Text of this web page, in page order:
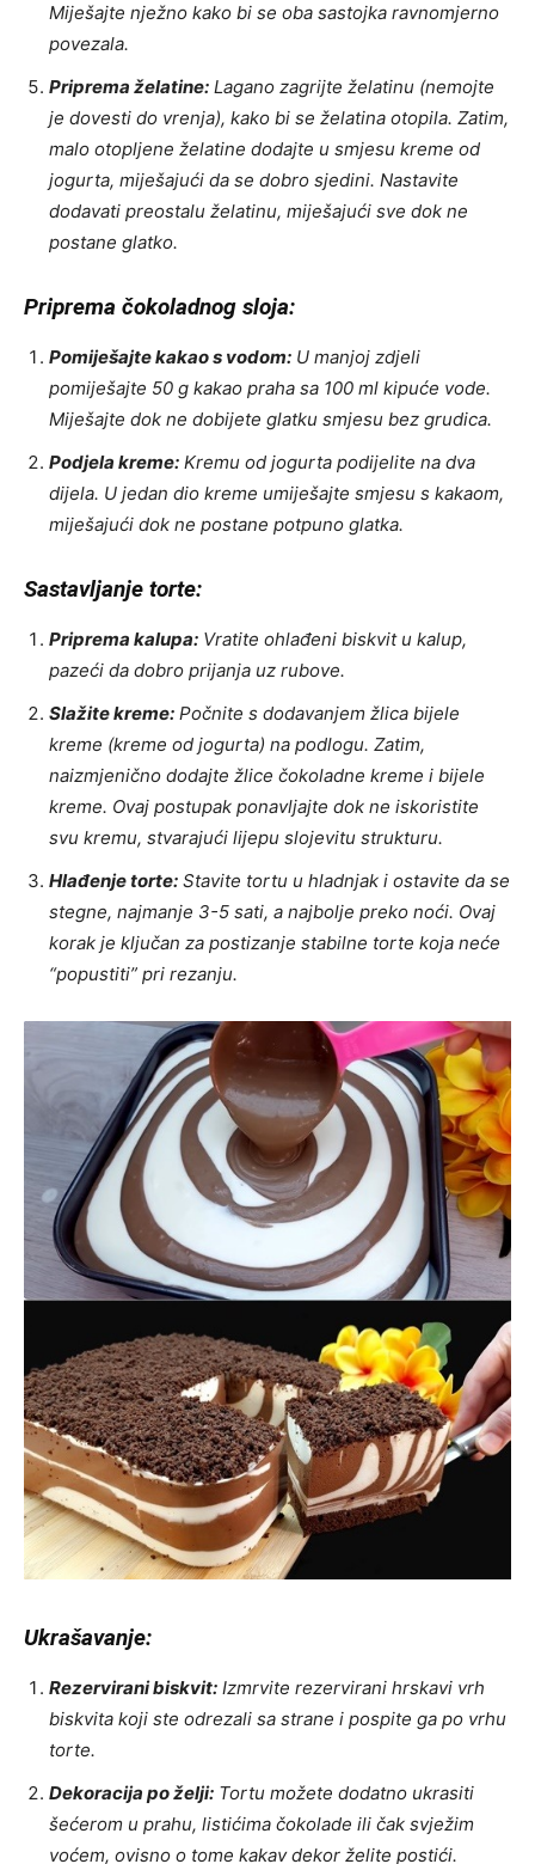
Miješajte nježno kako bi se oba sastojka ravnomjerno
povezala.
Priprema želatine: Lagano zagrijte želatinu (nemojte
je dovesti do vrenja), kako bi se želatina otopila. Zatim,
malo otopljene želatine dodajte u smjesu kreme od
jogurta, miješajući da se dobro sjedini. Nastavite
dodavati preostalu želatinu, miješajući sve dok ne
postane glatko.
Priprema čokoladnog sloja:
Pomiješajte kakao s vodom: U manjoj zdjeli
pomiješajte 50 g kakao praha sa 100 ml kipuće vode.
Miješajte dok ne dobijete glatku smjesu bez grudica.
Podjela kreme: Kremu od jogurta podijelite na dva
dijela. U jedan dio kreme umiješajte smjesu s kakaom,
miješajući dok ne postane potpuno glatka.
Sastavljanje torte:
Priprema kalupa: Vratite ohlađeni biskvit u kalup,
pazeći da dobro prijanja uz rubove.
Slažite kreme: Počnite s dodavanjem žlica bijele
kreme (kreme od jogurta) na podlogu. Zatim,
naizmjenično dodajte žlice čokoladne kreme i bijele
kreme. Ovaj postupak ponavljajte dok ne iskoristite
svu kremu, stvarajući lijepu slojevitu strukturu.
Hlađenje torte: Stavite tortu u hladnjak i ostavite da se
stegne, najmanje 3-5 sati, a najbolje preko noći. Ovaj
korak je ključan za postizanje stabilne torte koja neće
“popustiti” pri rezanju.
Ukrašavanje:
Rezervirani biskvit: Izmrvite rezervirani hrskavi vrh
biskvita koji ste odrezali sa strane i pospite ga po vrhu
torte.
Dekoracija po želji: Tortu možete dodatno ukrasiti
šećerom u prahu, listićima čokolade ili čak svježim
voćem, ovisno o tome kakav dekor želite postići.